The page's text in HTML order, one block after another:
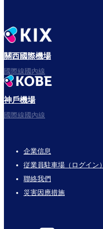
關西國際機場
國際線國內線
神戶機場
國際線國內線
Footer
Links
企業信息
従業員駐車場（ログイン）
聯絡我們
災害因應措施